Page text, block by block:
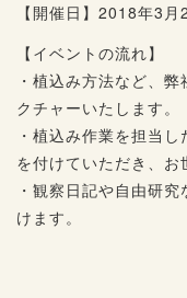
【開催日】2018年3月
【イベントの流れ】
・植込み方法など、
クチャーいたします。
・植込み作業を担当
を付けていただき、お
・観察日記や自由研
けます。